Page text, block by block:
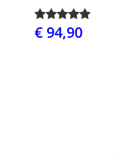
€ 94,90